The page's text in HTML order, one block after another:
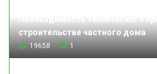
строительстве частного дома
19658 1